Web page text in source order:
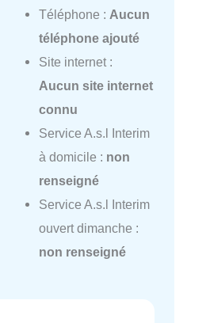
Téléphone : Aucun
téléphone ajouté
Site internet :
Aucun site internet
connu
Service A.s.l Interim
à domicile : non
renseigné
Service A.s.l Interim
ouvert dimanche :
non renseigné